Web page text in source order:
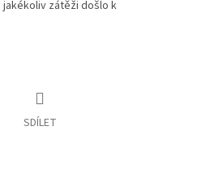
zátěži došlo k
SDÍLET